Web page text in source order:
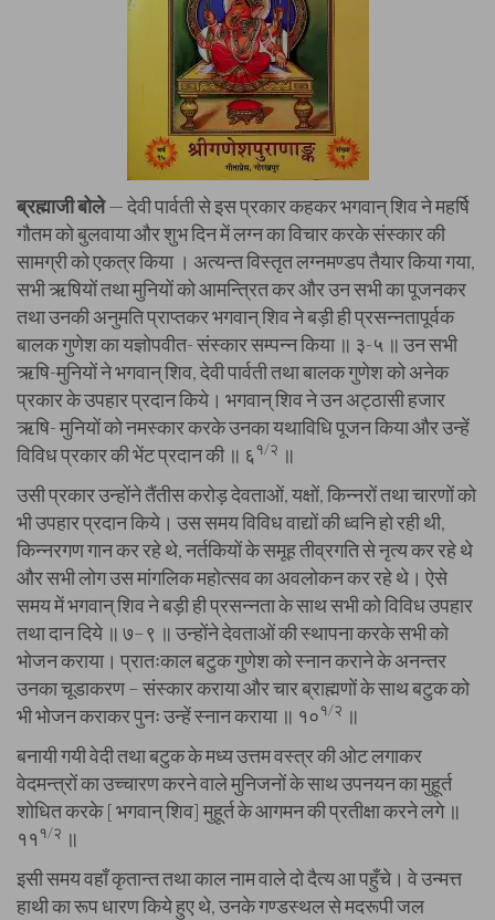
ब्रह्माजी बोले— देवी पार्वती से इस प्रकार कहकर भगवान् शिव ने महर्षि
गौतम को बुलवाया और शुभ दिन में लग्न का विचार करके संस्कार की
सामग्री को एकत्र किया । अत्यन्त विस्तृत लग्नमण्डप तैयार किया गया,
सभी ऋषियों तथा मुनियों को आमन्त्रित कर और उन सभी का पूजनकर
तथा उनकी अनुमति प्राप्तकर भगवान् शिव ने बड़ी ही प्रसन्नतापूर्वक
बालक गुणेश का यज्ञोपवीत- संस्कार सम्पन्न किया ॥ ३-५ ॥ उन सभी
ऋषि-मुनियों ने भगवान् शिव, देवी पार्वती तथा बालक गुणेश को अनेक
प्रकार के उपहार प्रदान किये। भगवान् शिव ने उन अट्ठासी हजार
ऋषि- मुनियों को नमस्कार करके उनका यथाविधि पूजन किया और उन्हें
विविध प्रकार की भेंट प्रदान की ॥ ६१/२ ॥
उसी प्रकार उन्होंने तैंतीस करोड़ देवताओं, यक्षों, किन्नरों तथा चारणों को
भी उपहार प्रदान किये। उस समय विविध वाद्यों की ध्वनि हो रही थी,
किन्नरगण गान कर रहे थे, नर्तकियों के समूह तीव्रगति से नृत्य कर रहे थे
और सभी लोग उस मांगलिक महोत्सव का अवलोकन कर रहे थे। ऐसे
समय में भगवान् शिव ने बड़ी ही प्रसन्नता के साथ सभी को विविध उपहार
तथा दान दिये ॥ ७–९ ॥ उन्होंने देवताओं की स्थापना करके सभी को
भोजन कराया। प्रातःकाल बटुक गुणेश को स्नान कराने के अनन्तर
उनका चूडाकरण – संस्कार कराया और चार ब्राह्मणों के साथ बटुक को
भी भोजन कराकर पुनः उन्हें स्नान कराया ॥ १०१/२ ॥
बनायी गयी वेदी तथा बटुक के मध्य उत्तम वस्त्र की ओट लगाकर
वेदमन्त्रों का उच्चारण करने वाले मुनिजनों के साथ उपनयन का मुहूर्त
शोधित करके [ भगवान् शिव] मुहूर्त के आगमन की प्रतीक्षा करने लगे ॥
१११/२ ॥
इसी समय वहाँ कृतान्त तथा काल नाम वाले दो दैत्य आ पहुँचे। वे उन्मत्त
हाथी का रूप धारण किये हुए थे, उनके गण्डस्थल से मदरूपी जल